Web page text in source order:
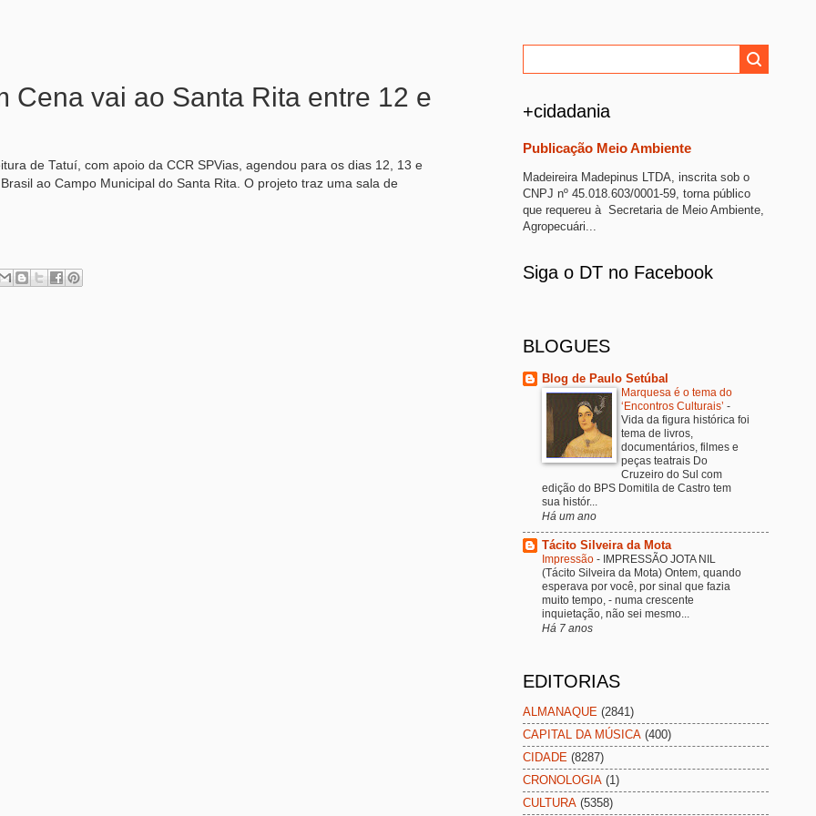
Cena vai ao Santa Rita entre 12 e
de Tatuí, com apoio da CCR SPVias, agendou para os dias 12, 13 e
ao Campo Municipal do Santa Rita. O projeto traz uma sala de
+cidadania
Publicação Meio Ambiente
Madeireira Madepinus LTDA, inscrita sob o
CNPJ nº 45.018.603/0001-59, torna público
que requereu à Secretaria de Meio Ambiente,
Agropecuári...
Siga o DT no Facebook
BLOGUES
Blog de Paulo Setúbal
Marquesa é o tema do
‘Encontros Culturais’ -
Vida da figura histórica foi
tema de livros,
documentários, filmes e
peças teatrais Do
Cruzeiro do Sul com
edição do BPS Domitila de Castro tem
sua histór...
Há um ano
Tácito Silveira da Mota
Impressão - IMPRESSÃO JOTA NIL
(Tácito Silveira da Mota) Ontem, quando
esperava por você, por sinal que fazia
muito tempo, - numa crescente
inquietação, não sei mesmo...
Há 7 anos
EDITORIAS
ALMANAQUE (2841)
CAPITAL DA MÚSICA (400)
CIDADE (8287)
CRONOLOGIA (1)
CULTURA (5358)